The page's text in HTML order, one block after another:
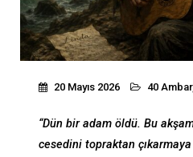
20 Mayıs 2026 40
“Dün bir adam öldü. Bu
cesedini topraktan